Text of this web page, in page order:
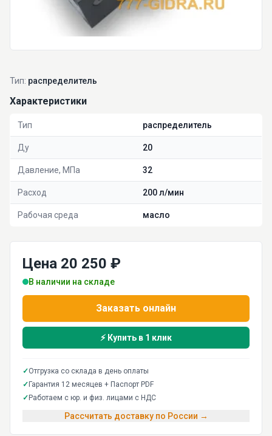
Тип: распределитель
Характеристики
Тип распределитель
Ду 20
Давление, МПа 32
Расход 200 л/мин
Рабочая среда масло
Цена 20 250 ₽
В наличии на складе
Заказать онлайн
⚡ Купить в 1 клик
✓Отгрузка со склада в день оплаты
✓ Гарантия 12 месяцев + Паспорт PDF
✓ Работаем с юр. и физ. лицами с НДС
Рассчитать доставку по России →